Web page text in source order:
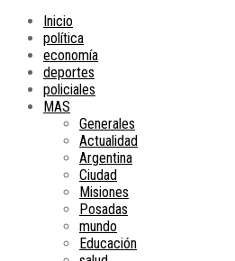
Inicio
política
economía
deportes
policiales
MAS
Generales
Actualidad
Argentina
Ciudad
Misiones
Posadas
mundo
Educación